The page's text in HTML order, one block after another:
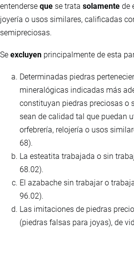
entenderse que se trata solamente de
joyería o usos similares, calificadas
semipreciosas.
Se excluyen principalmente de esta
Determinadas piedras
mineralógicas indicadas más
constituyan piedras preciosas o
sean de calidad tal que puedan
orfebrería, relojería o usos
68).
La esteatita trabajada o sin
68.02).
El azabache sin trabajar o
96.02).
Las imitaciones de piedras
(piedras falsas para joyas), de